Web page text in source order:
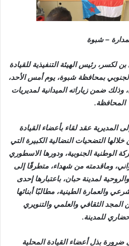
– شبوة
لكسر، رئيس الهيئة التنفيذية للقيادة
بمحافظة شبوة، يوم أمس الأحد،
وذلك ضمن زياراته الميدانية لمديريات
المحافظة.
عقد لقاء بأعضاء القيادة
التضحيات النضالية الكبيرة التي
الوطنية الجنوبية، ودورها الاسطوري
وماقدمته من شهداء، متطرقًا إلى
والروحية لمدينة حبان، باعتبارها إحدى
والعمارة الطينية، مطالبًا أبنائها
المجد الثقافي والعلمي والتنويري
للمدينة.
بذل أعضاء القيادة المحلية